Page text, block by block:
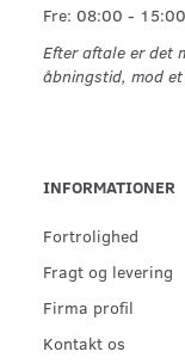
Fre: 08:00 - 15:00
Efter aftale er det
åbningstid, mod
INFORMATIONER
Fortrolighed
Fragt og levering
Firma profil
Kontakt os